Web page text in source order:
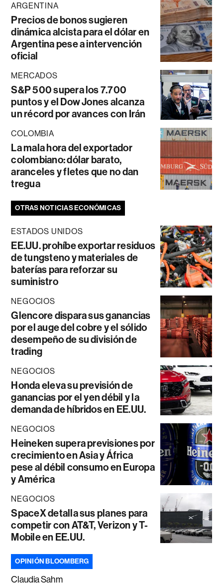
ARGENTINA
Precios de bonos sugieren
dinámica alcista para el dólar en
Argentina pese a intervención
oficial
MERCADOS
S&P 500 supera los 7.700
puntos y el Dow Jones alcanza
un récord por avances con Irán
COLOMBIA
La mala hora del exportador
colombiano: dólar barato,
aranceles y fletes que no dan
tregua
OTRAS NOTICIAS ECONÓMICAS
ESTADOS UNIDOS
EE.UU. prohíbe exportar residuos
de tungsteno y materiales de
baterías para reforzar su
suministro
NEGOCIOS
Glencore dispara sus ganancias
por el auge del cobre y el sólido
desempeño de su división de
trading
NEGOCIOS
Honda eleva su previsión de
ganancias por el yen débil y la
demanda de híbridos en EE.UU.
NEGOCIOS
Heineken supera previsiones por
crecimiento en Asia y África
pese al débil consumo en Europa
y América
NEGOCIOS
SpaceX detalla sus planes para
competir con AT&T, Verizon y T-
Mobile en EE.UU.
OPINIÓN BLOOMBERG
Claudia Sahm